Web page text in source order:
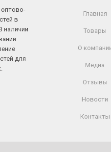
в
наличии
для
Главная
Товары
О
Медиа
Отзывы
Новости
Контакты